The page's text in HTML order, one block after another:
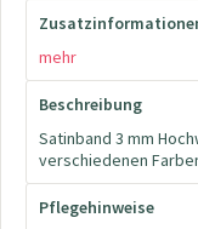
mehr
Beschreibung
Satinband 3 mm
verschiedenen
Pflegehinweise